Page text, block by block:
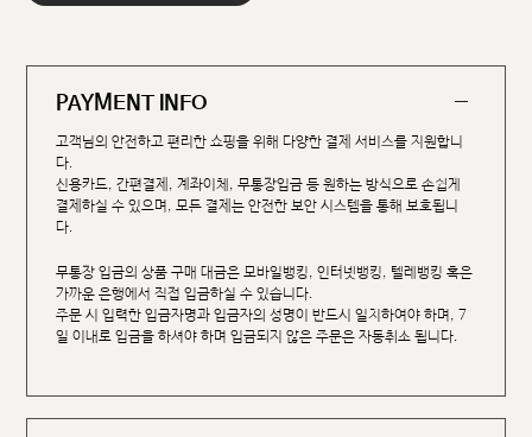
PAYMENT INFO
고객님의 안전하고 편리한 쇼핑을 위해 다양한 결제 서비스를 지원합니
다.
신용카드, 간편결제, 계좌이체, 무통장입금 등 원하는 방식으로 손쉽게
결제하실 수 있으며, 모든 결제는 안전한 보안 시스템을 통해 보호됩니
다.
무통장 입금의 상품 구매 대금은 모바일뱅킹, 인터넷뱅킹, 텔레뱅킹 혹은
가까운 은행에서 직접 입금하실 수 있습니다.
주문 시 입력한 입금자명과 입금자의 성명이 반드시 일치하여야 하며, 7
일 이내로 입금을 하셔야 하며 입금되지 않은 주문은 자동취소 됩니다.